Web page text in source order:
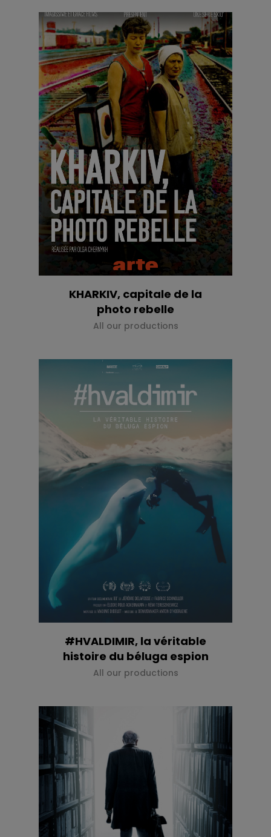
KHARKIV, capitale de la
photo rebelle
All our productions
#HVALDIMIR, la véritable
histoire du béluga espion
All our productions